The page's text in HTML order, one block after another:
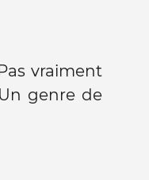
vraiment
genre de